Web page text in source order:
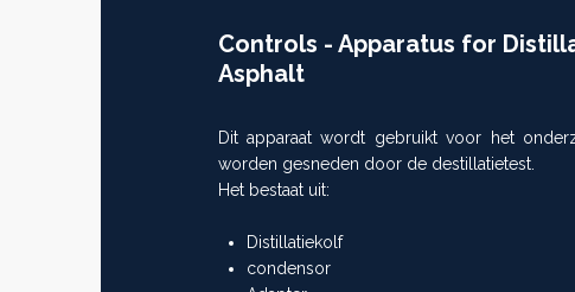
Controls - Apparatus for
Asphalt
Dit apparaat wordt gebruikt voor het
worden gesneden door de destillatietest.
Het bestaat uit:
Distillatiekolf
condensor